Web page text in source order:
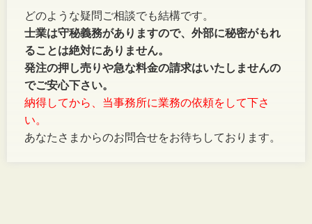
どのような疑問ご相談でも結構です。
士業は守秘義務がありますので、外部に秘密がもれ
ることは絶対にありません。
発注の押し売りや急な料金の請求はいたしませんの
でご安心下さい。
納得してから、当事務所に業務の依頼をして下さ
い。
あなたさまからのお問合せをお待ちしております。